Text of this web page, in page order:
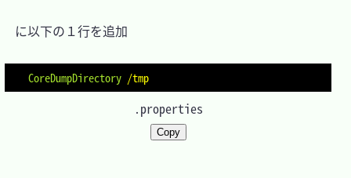
に以下の１行を追加
CoreDumpDirectory /tmp
.properties
Copy